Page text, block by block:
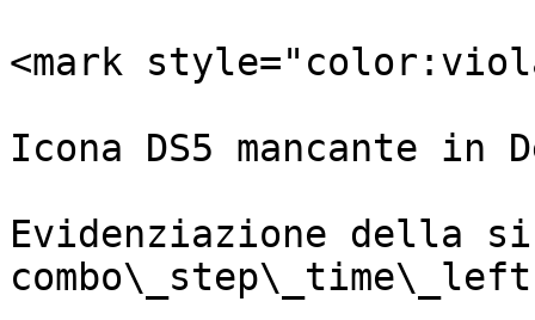
<mark
Icona DS5 mancante in
Evidenziazione della